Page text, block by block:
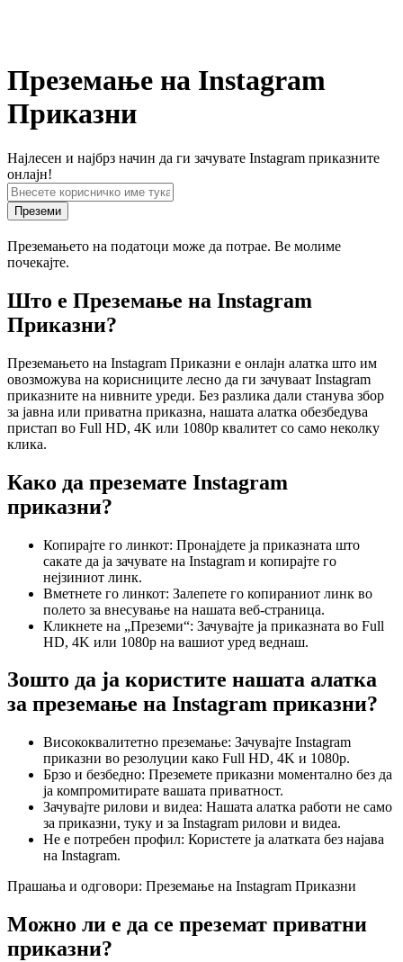
Преземање на Instagram
Приказни
Најлесен и најбрз начин да ги зачувате Instagram приказните
онлајн!
Преземи
Преземањето на податоци може да потрае. Ве молиме
почекајте.
Што е Преземање на Instagram
Приказни?
Преземањето на Instagram Приказни е онлајн алатка што им
овозможува на корисниците лесно да ги зачуваат Instagram
приказните на нивните уреди. Без разлика дали станува збор
за јавна или приватна приказна, нашата алатка обезбедува
пристап во Full HD, 4K или 1080p квалитет со само неколку
клика.
Како да преземате Instagram
приказни?
Копирајте го линкот: Пронајдете ја приказната што
сакате да ја зачувате на Instagram и копирајте го
нејзиниот линк.
Вметнете го линкот: Залепете го копираниот линк во
полето за внесување на нашата веб-страница.
Кликнете на „Преземи“: Зачувајте ја приказната во Full
HD, 4K или 1080p на вашиот уред веднаш.
Зошто да ја користите нашата алатка
за преземање на Instagram приказни?
Висококвалитетно преземање: Зачувајте Instagram
приказни во резолуции како Full HD, 4K и 1080p.
Брзо и безбедно: Преземете приказни моментално без да
ја компромитирате вашата приватност.
Зачувајте рилови и видеа: Нашата алатка работи не само
за приказни, туку и за Instagram рилови и видеа.
Не е потребен профил: Користете ја алатката без најава
на Instagram.
Прашања и одговори: Преземање на Instagram Приказни
Можно ли е да се преземат приватни
приказни?